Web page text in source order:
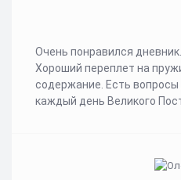
Очень понравился
Хороший переплет на
содержание. Есть
каждый день Великого